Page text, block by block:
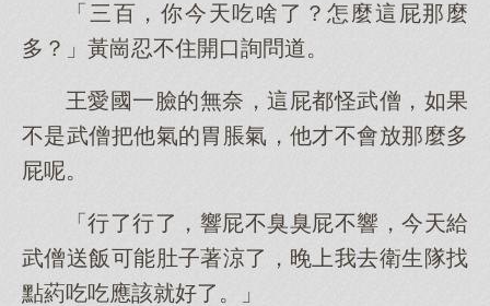
「三百，你今天吃啥了？怎麼這屁那麼
多？」黃崗忍不住開口詢問道。
王愛國一臉的無奈，這屁都怪武僧，如果
不是武僧把他氣的胃脹氣，他才不會放那麼多
屁呢。
「行了行了，響屁不臭臭屁不響，今天給
武僧送飯可能肚子著涼了，晚上我去衛生隊找
點葯吃吃應該就好了。」